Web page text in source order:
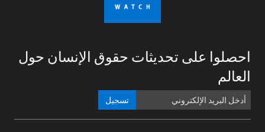
احصلوا على تحديثات حقوق الإنسان حول
العالم
تسجيل